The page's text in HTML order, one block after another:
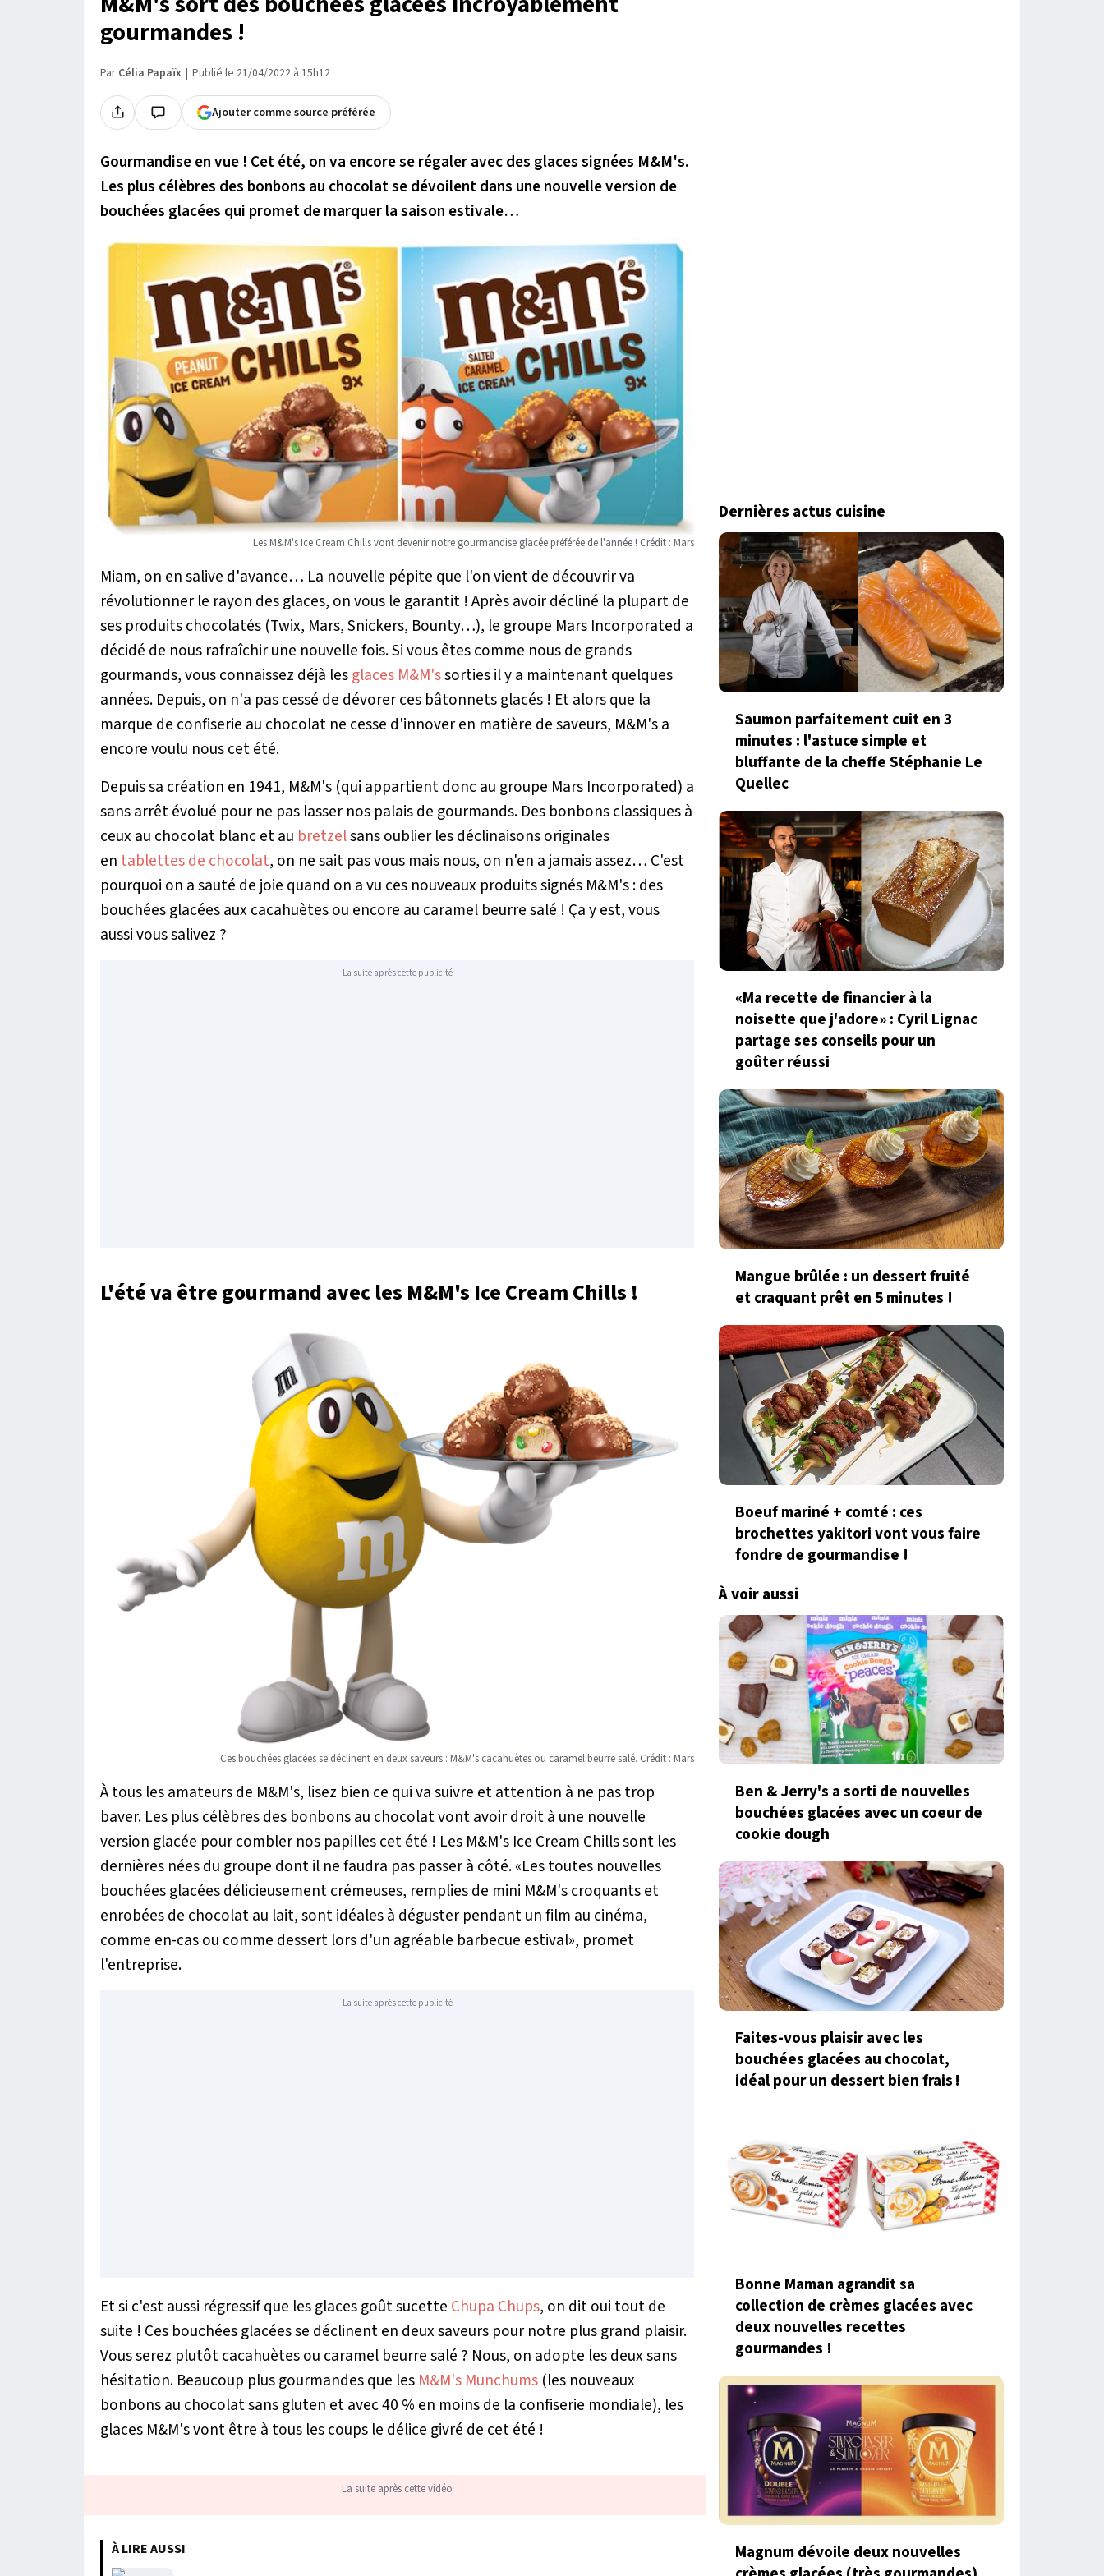
gourmandes !
Par Célia Papaïx Publié le 21/04/2022 à 15h12
Ajouter comme source préférée
Gourmandise en vue ! Cet été, on va encore se régaler avec des glaces signées M&M's.
Les plus célèbres des bonbons au chocolat se dévoilent dans une nouvelle version de
bouchées glacées qui promet de marquer la saison estivale…
Les M&M's Ice Cream Chills vont devenir notre gourmandise glacée préférée de l'année ! Crédit : Mars
Miam, on en salive d'avance… La nouvelle pépite que l'on vient de découvrir va
révolutionner le rayon des glaces, on vous le garantit ! Après avoir décliné la plupart de
ses produits chocolatés (Twix, Mars, Snickers, Bounty…), le groupe Mars Incorporated a
décidé de nous rafraîchir une nouvelle fois. Si vous êtes comme nous de grands
gourmands, vous connaissez déjà lesglaces M&M'ssorties il y a maintenant quelques
années. Depuis, on n'a pas cessé de dévorer ces bâtonnets glacés ! Et alors que la
marque de confiserie au chocolat ne cesse d'innover en matière de saveurs, M&M's a
encore voulu nous cet été.
Depuis sa création en 1941, M&M's (qui appartient donc au groupe Mars Incorporated) a
sans arrêt évolué pour ne pas lasser nos palais de gourmands. Des bonbons classiques à
ceux au chocolat blanc et au bretzelsans oublier les déclinaisons originales
en tablettes de chocolat, on ne sait pas vous mais nous, on n'en a jamais assez… C'est
pourquoi on a sauté de joie quand on a vu ces nouveaux produits signés M&M's : des
bouchées glacées aux cacahuètes ou encore au caramel beurre salé ! Ça y est, vous
aussi vous salivez ?
La suite après cette publicité
L'été va être gourmand avec les M&M's Ice Cream Chills !
Ces bouchées glacées se déclinent en deux saveurs : M&M's cacahuètes ou caramel beurre salé. Crédit : Mars
À tous les amateurs de M&M's, lisez bien ce qui va suivre et attention à ne pas trop
baver. Les plus célèbres des bonbons au chocolat vont avoir droit à une nouvelle
version glacée pour combler nos papilles cet été ! Les M&M's Ice Cream Chills sont les
dernières nées du groupe dont il ne faudra pas passer à côté. «Les toutes nouvelles
bouchées glacées délicieusement crémeuses, remplies de mini M&M's croquants et
enrobées de chocolat au lait, sont idéales à déguster pendant un film au cinéma,
comme en-cas ou comme dessert lors d'un agréable barbecue estival», promet
l'entreprise.
La suite après cette publicité
Et si c'est aussi régressif que les glaces goût sucette Chupa Chups, on dit oui tout de
suite ! Ces bouchées glacées se déclinent en deux saveurs pour notre plus grand plaisir.
Vous serez plutôt cacahuètes ou caramel beurre salé ? Nous, on adopte les deux sans
hésitation. Beaucoup plus gourmandes que les M&M's Munchums (les nouveaux
bonbons au chocolat sans gluten et avec 40 % en moins de la confiserie mondiale), les
glaces M&M's vont être à tous les coups le délice givré de cet été !
La suite après cette vidéo
À LIRE AUSSI
Dernières actus cuisine
Saumon parfaitement cuit en 3
minutes : l'astuce simple et
bluffante de la cheffe Stéphanie Le
Quellec
«Ma recette de financier à la
noisette que j'adore» : Cyril Lignac
partage ses conseils pour un
goûter réussi
Mangue brûlée : un dessert fruité
et craquant prêt en 5 minutes !
Boeuf mariné + comté : ces
brochettes yakitori vont vous faire
fondre de gourmandise !
À voir aussi
Ben & Jerry's a sorti de nouvelles
bouchées glacées avec un coeur de
cookie dough
Faites-vous plaisir avec les
bouchées glacées au chocolat,
idéal pour un dessert bien frais !
Bonne Maman agrandit sa
collection de crèmes glacées avec
deux nouvelles recettes
gourmandes !
Magnum dévoile deux nouvelles